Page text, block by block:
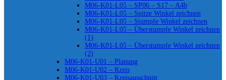
M06-K01-L05 – SP06 – S17 – A4b
M06-K01-L05 – Spitze Winkel zeichnen
M06-K01-L05 – Stumpfe Winkel zeichnen
M06-K01-L05 – Überstumpfe Winkel zeichnen
(1)
M06-K01-L05 – Überstumpfe Winkel zeichnen
(2)
M06-K01-U01 – Planung
M06-K01-U02 – Kreis
M06-K01-U03 – Kreisausschnitt